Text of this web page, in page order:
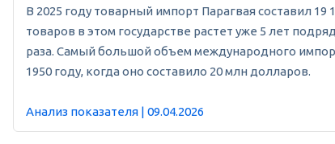
В 2025 году товарный импорт Парагвая составил
товаров в этом государстве растет уже 5 лет
раза. Самый большой объем международного
1950 году, когда оно составило 20 млн долларов.
Анализ показателя | 09.04.2026